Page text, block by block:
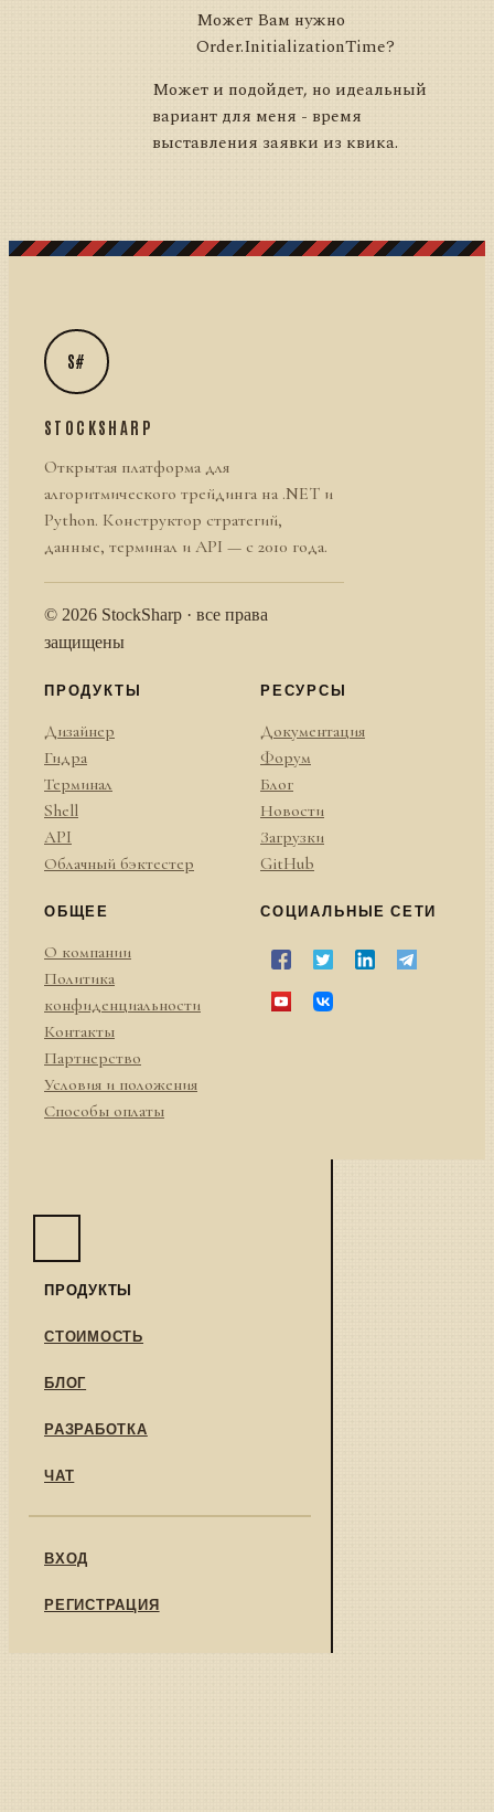
Может Вам нужно
Order.InitializationTime?
Может и подойдет, но идеальный
вариант для меня - время
выставления заявки из квика.
S#
STOCKSHARP
Открытая платформа для
алгоритмического трейдинга на .NET и
Python. Конструктор стратегий,
данные, терминал и API — с 2010 года.
© 2026 StockSharp · все права
защищены
ПРОДУКТЫ
Дизайнер
Гидра
Терминал
Shell
API
Облачный бэктестер
РЕСУРСЫ
Документация
Форум
Блог
Новости
Загрузки
GitHub
ОБЩЕЕ
О компании
Политика
конфиденциальности
Контакты
Партнерство
Условия и положения
Способы оплаты
СОЦИАЛЬНЫЕ СЕТИ
ПРОДУКТЫ
СТОИМОСТЬ
БЛОГ
РАЗРАБОТКА
ЧАТ
ВХОД
РЕГИСТРАЦИЯ